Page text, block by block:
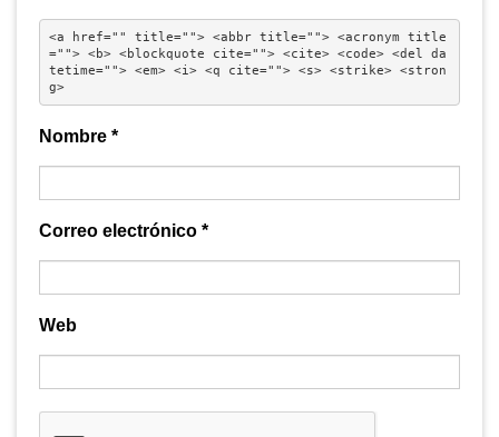
<a href="" title=""> <abbr title=""> <acronym title
=""> <b> <blockquote cite=""> <cite> <code> <del da
tetime=""> <em> <i> <q cite=""> <s> <strike> <stron
g>
Nombre *
Correo electrónico *
Web